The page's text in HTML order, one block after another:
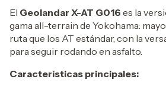
El Geolandar X-AT G016 es la
gama all-terrain de Yokohama:
ruta que los AT estándar, con la
para seguir rodando en asfalto.
Características principales: